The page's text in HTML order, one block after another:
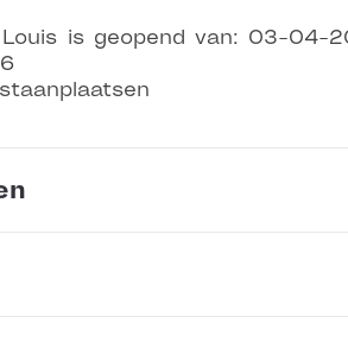
is geopend van: 03-04-